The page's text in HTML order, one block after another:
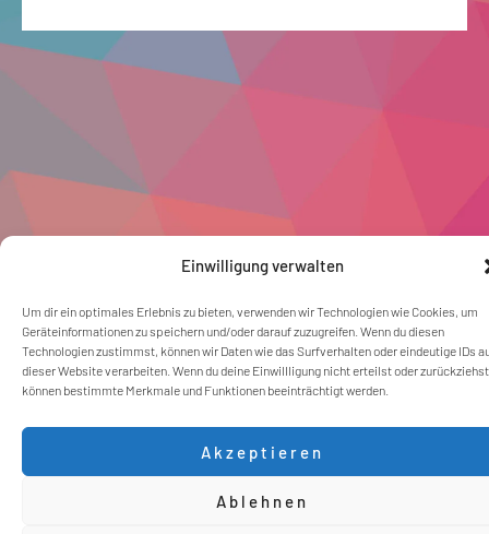
Einwilligung verwalten
Um dir ein optimales Erlebnis zu bieten, verwenden wir Technologien wie Cookies, um
Geräteinformationen zu speichern und/oder darauf zuzugreifen. Wenn du diesen
Technologien zustimmst, können wir Daten wie das Surfverhalten oder eindeutige IDs
dieser Website verarbeiten. Wenn du deine Einwillligung nicht erteilst oder
können bestimmte Merkmale und Funktionen beeinträchtigt werden.
Akzeptieren
Ablehnen